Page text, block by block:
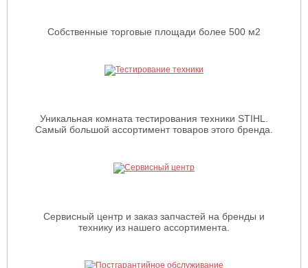
Собственные торговые площади более 500 м2
Уникальная комната тестирования техники STIHL.
Самый большой ассортимент товаров этого бренда.
Сервисный центр и заказ запчастей на бренды и
технику из нашего ассортимента.